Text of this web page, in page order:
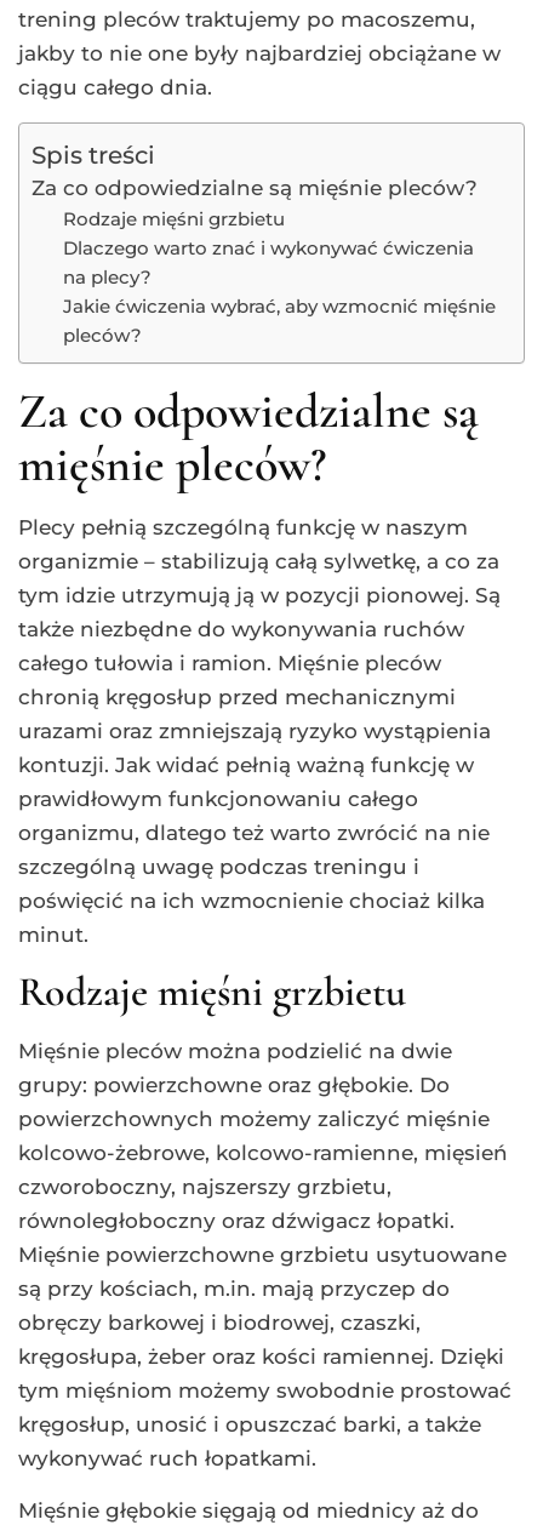
trening pleców traktujemy po macoszemu,
jakby to nie one były najbardziej obciążane w
ciągu całego dnia.
Spis treści
Za co odpowiedzialne są mięśnie pleców?
Rodzaje mięśni grzbietu
Dlaczego warto znać i wykonywać ćwiczenia
na plecy?
Jakie ćwiczenia wybrać, aby wzmocnić mięśnie
pleców?
Za co odpowiedzialne są
mięśnie pleców?
Plecy pełnią szczególną funkcję w naszym
organizmie – stabilizują całą sylwetkę, a co za
tym idzie utrzymują ją w pozycji pionowej. Są
także niezbędne do wykonywania ruchów
całego tułowia i ramion. Mięśnie pleców
chronią kręgosłup przed mechanicznymi
urazami oraz zmniejszają ryzyko wystąpienia
kontuzji. Jak widać pełnią ważną funkcję w
prawidłowym funkcjonowaniu całego
organizmu, dlatego też warto zwrócić na nie
szczególną uwagę podczas treningu i
poświęcić na ich wzmocnienie chociaż kilka
minut.
Rodzaje mięśni grzbietu
Mięśnie pleców można podzielić na dwie
grupy: powierzchowne oraz głębokie. Do
powierzchownych możemy zaliczyć mięśnie
kolcowo-żebrowe, kolcowo-ramienne, mięsień
czworoboczny, najszerszy grzbietu,
równoległoboczny oraz dźwigacz łopatki.
Mięśnie powierzchowne grzbietu usytuowane
są przy kościach, m.in. mają przyczep do
obręczy barkowej i biodrowej, czaszki,
kręgosłupa, żeber oraz kości ramiennej. Dzięki
tym mięśniom możemy swobodnie prostować
kręgosłup, unosić i opuszczać barki, a także
wykonywać ruch łopatkami.
Mięśnie głębokie sięgają od miednicy aż do